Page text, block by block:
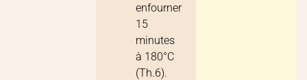
enfourner
15
minutes
à 180°C
(Th.6).